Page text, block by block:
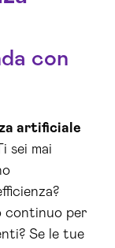
con
artificiale
sei mai
continuo per
Se le tue